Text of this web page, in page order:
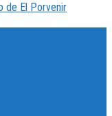
de El Porvenir